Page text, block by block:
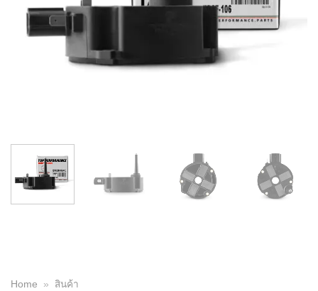
Home » สินค้า